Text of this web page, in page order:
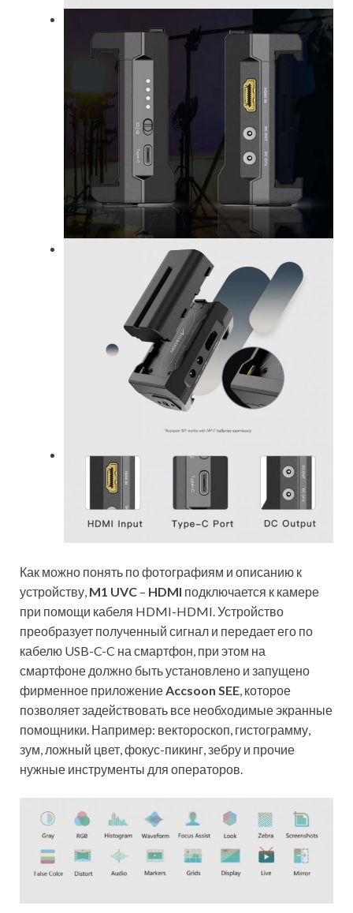
Как можно понять по фотографиям и описанию к
устройству, M1 UVC – HDMI подключается к камере
при помощи кабеля HDMI-HDMI. Устройство
преобразует полученный сигнал и передает его по
кабелю USB-C-C на смартфон, при этом на
смартфоне должно быть установлено и запущено
фирменное приложение Accsoon SEE , которое
позволяет задействовать все необходимые экранные
помощники. Например: вектороскоп, гистограмму,
зум, ложный цвет, фокус-пикинг, зебру и прочие
нужные инструменты для операторов.